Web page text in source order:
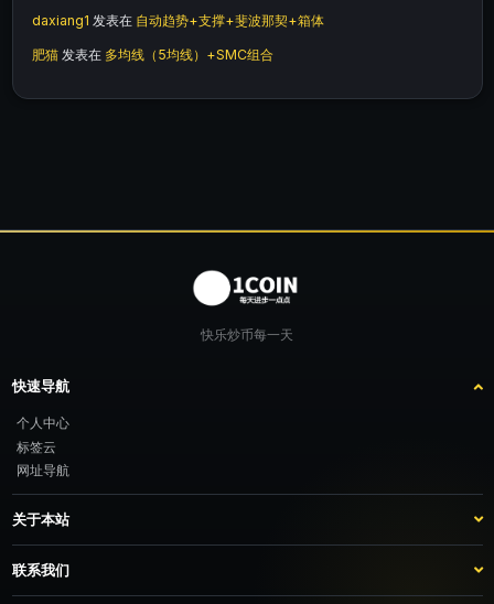
daxiang1 发表在 自动趋势+支撑+斐波那契+箱体
肥猫 发表在 多均线（5均线）+SMC组合
快乐炒币每一天
快速导航
个人中心
标签云
网址导航
关于本站
站点介绍
客服咨询
推广计划
联系我们
TG：@feimao2024 QQ：3261605442 微信：moto001com 新浪微博：不